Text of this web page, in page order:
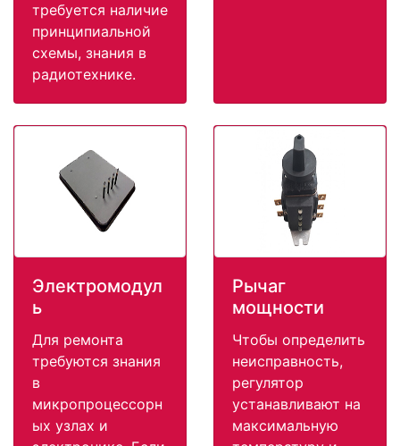
требуется наличие
принципиальной
схемы, знания в
радиотехнике.
Электромодул
ь
Для ремонта
требуются знания
в
микропроцессорн
ых узлах и
Рычаг
мощности
Чтобы определить
неисправность,
регулятор
устанавливают на
максимальную